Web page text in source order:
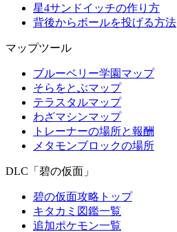
星4サンドイッチの作り方
背後からボールを投げる方法
マップツール
ブルーベリー学園マップ
そらをとぶマップ
テラスタルマップ
わざマシンマップ
トレーナーの場所と報酬
メタモンブロックの場所
DLC「碧の仮面」
碧の仮面攻略トップ
キタカミ図鑑一覧
追加ポケモン一覧